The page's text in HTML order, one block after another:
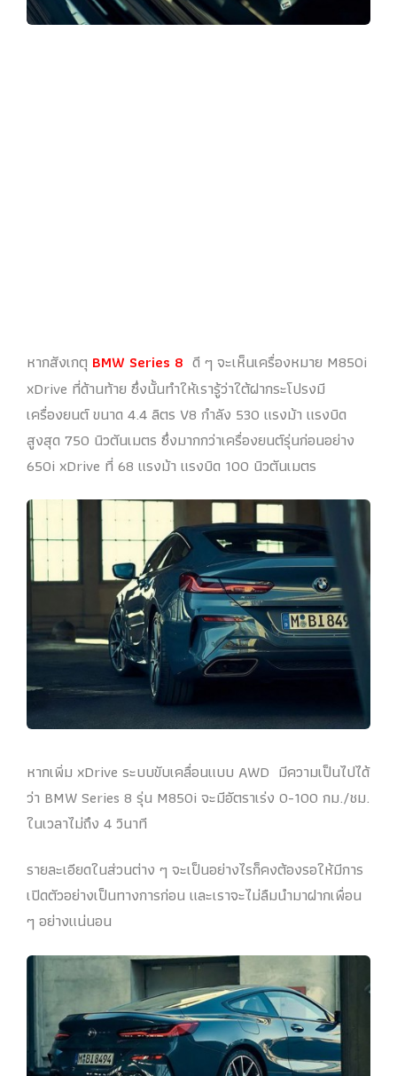
หากสังเกตุ BMW Series 8 ดี ๆ จะเห็นเครื่องหมาย M850i
xDrive ที่ด้านท้าย ซึ่งนั้นทำให้เรารู้ว่าใต้ฝากระโปรงมี
เครื่องยนต์ ขนาด 4.4 ลิตร V8 กำลัง 530 แรงม้า แรงบิด
สูงสุด 750 นิวตันเมตร ซึ่งมากกว่าเครื่องยนต์รุ่นก่อนอย่าง
650i xDrive ที่ 68 แรงม้า แรงบิด 100 นิวตันเมตร
หากเพิ่ม xDrive ระบบขับเคลื่อนแบบ AWD มีความเป็นไปได้
ว่า BMW Series 8 รุ่น M850i จะมีอัตราเร่ง 0-100 กม./ชม.
ในเวลาไม่ถึง 4 วินาที
รายละเอียดในส่วนต่าง ๆ จะเป็นอย่างไรก็คงต้องรอให้มีการ
เปิดตัวอย่างเป็นทางการก่อน และเราจะไม่ลืมนำมาฝากเพื่อน
ๆ อย่างแน่นอน